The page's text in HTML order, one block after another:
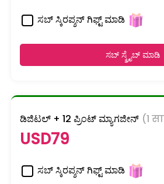
ಸಬ್ ಸ್ಕಿರಪ್ಶನ್ ಗಿಫ್ಟ್ ಮಾಡಿ
ಸಬ್ ಸ್ಕ್ರೈಬ್ ಮಾಡಿ
ಡಿಜಿಟಲ್ + 12 ಪ್ರಿಂಟ್ ಮ್ಯಾಗಜೀನ್ (1
USD79
ಸಬ್ ಸ್ಕಿರಪ್ಶನ್ ಗಿಫ್ಟ್ ಮಾಡಿ